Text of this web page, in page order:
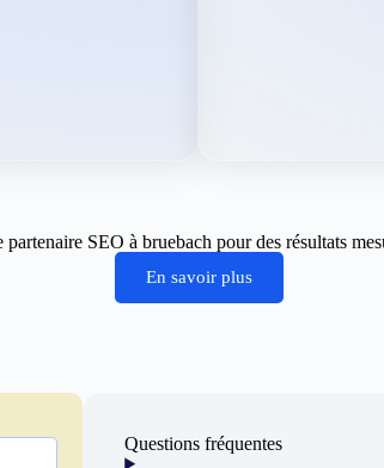
partenaire SEO à bruebach pour des résultats
En savoir plus
Questions fréquentes